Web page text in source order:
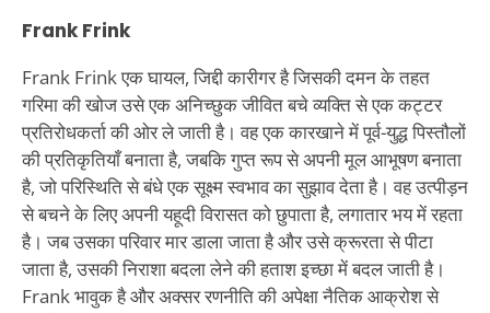
Frank Frink
Frank Frink एक घायल, जिद्दी कारीगर है जिसकी दमन के तहत
गरिमा की खोज उसे एक अनिच्छुक जीवित बचे व्यक्ति से एक कट्टर
प्रतिरोधकर्ता की ओर ले जाती है। वह एक कारखाने में पूर्व-युद्ध पिस्तौलों
की प्रतिकृतियाँ बनाता है, जबकि गुप्त रूप से अपनी मूल आभूषण बनाता
है, जो परिस्थिति से बंधे एक सूक्ष्म स्वभाव का सुझाव देता है। वह उत्पीड़न
से बचने के लिए अपनी यहूदी विरासत को छुपाता है, लगातार भय में रहता
है। जब उसका परिवार मार डाला जाता है और उसे क्रूरता से पीटा
जाता है, उसकी निराशा बदला लेने की हताश इच्छा में बदल जाती है।
Frank भावुक है और अक्सर रणनीति की अपेक्षा नैतिक आक्रोश से